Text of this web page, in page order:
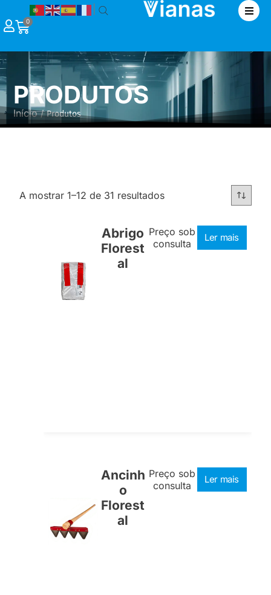
0
PRODUTOS
Início/ Produtos
A mostrar 1–12 de 31 resultados
Abrigo
Florest
al
Preço sob
consulta
Ler mais
Ancinh
o
Florest
al
Preço sob
consulta
Ler mais